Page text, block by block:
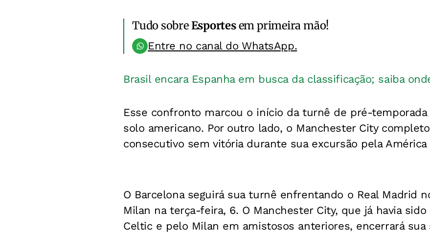
Tudo sobreEsportesem primeira mão!
Entre no canal do WhatsApp.
Brasil encara Espanha em busca da classificação; saiba
Esse confronto marcou o início da turnê de pré-temporada
solo americano. Por outro lado, o Manchester City
consecutivo sem vitória durante sua excursão pela América
O Barcelona seguirá sua turnê enfrentando o Real Madrid
Milan na terça-feira, 6. O Manchester City, que já havia
Celtic e pelo Milan em amistosos anteriores, encerrará sua